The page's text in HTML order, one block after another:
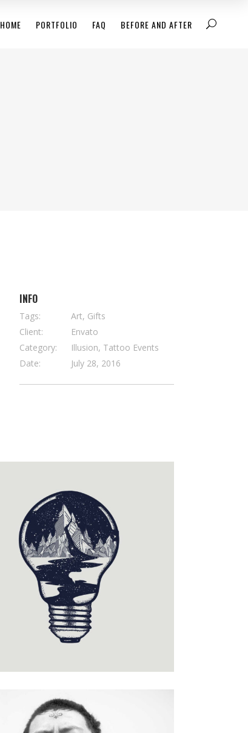
HOME PORTFOLIO FAQ BEFORE AND AFTER
INFO
Tags:
Art, Gifts
Client:
Envato
Category:
Illusion, Tattoo Events
Date:
July 28, 2016